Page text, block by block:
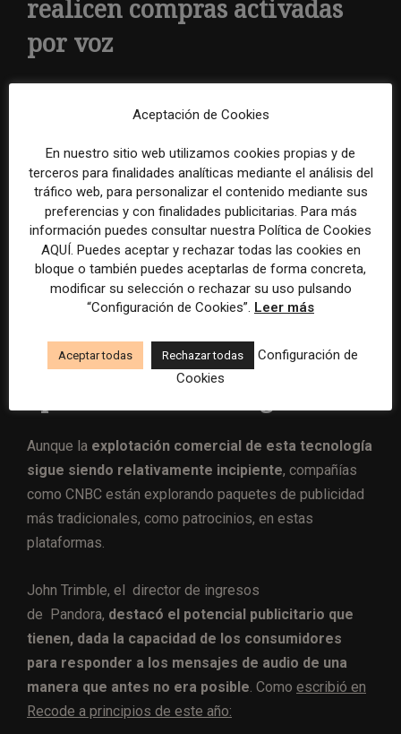
realicen compras activadas
por voz
la conferencia Impact de Mobile Marketing Association
categoría de marketing, el 30 por ciento de sus ventas
será por fidelidad incidental, basada en la búsqueda
por voz y las compras por voz «.
Las compañías de medios podrían utilizar esta
estrategia para suscripciones, membresías,
micropagos, descargas o acceso exclusivo a
contenido continuo o único.
4. Determine si hay nuevas
Aunque la explotación comercial de esta tecnología
sigue siendo relativamente incipiente, compañías
como CNBC están explorando paquetes de publicidad
más tradicionales, como patrocinios, en estas
plataformas.
John Trimble, el director de ingresos
de Pandora, destacó el potencial publicitario que
tienen, dada la capacidad de los consumidores
para responder a los mensajes de audio de una
manera que antes no era posible . Como escribió en
Recode a principios de este año:
Aceptación de Cookies
En nuestro sitio web utilizamos cookies propias y de
terceros para finalidades analíticas mediante el análisis del
tráfico web, para personalizar el contenido mediante sus
preferencias y con finalidades publicitarias. Para más
información puedes consultar nuestra Política de Cookies
AQUÍ. Puedes aceptar y rechazar todas las cookies en
bloque o también puedes aceptarlas de forma concreta,
modificar su selección o rechazar su uso pulsando
“Configuración de Cookies”. Leer más
Aceptar todas Rechazar todas
Configuración de
Cookies